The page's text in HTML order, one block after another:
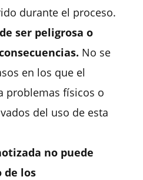
durante el proceso.
ser peligrosa o
No se
en los que el
problemas físicos o
del uso de esta
no puede
de los